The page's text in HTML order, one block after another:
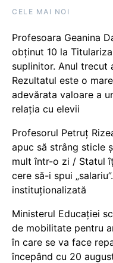
CELE MAI NOI
Profesoara Geanina
obținut 10 la
suplinitor. Anul trecut
Rezultatul este o
adevărata valoare a
relația cu elevii
Profesorul Petruț
apuc să strâng sticle
mult într-o zi / Statul
cere să-i spui
instituționalizată
Ministerul Educației
de mobilitate pentru
în care se va face
începând cu 20